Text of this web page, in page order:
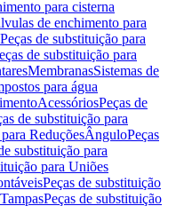
para cisterna
de enchimento para
Peças de substituição para
de substituição para
MembranasSistemas de
para água
AcessóriosPeças de
de substituição para
ReduçõesÂnguloPeças
substituição para
para Uniões
Peças de substituição
TampasPeças de substituição